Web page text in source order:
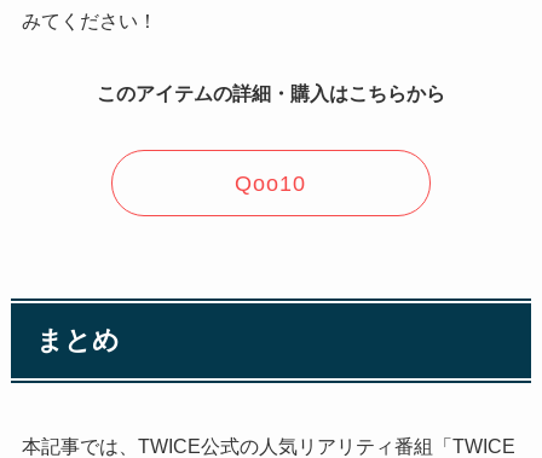
みてください！
このアイテムの詳細・購入はこちらから
Qoo10
まとめ
本記事では、TWICE公式の人気リアリティ番組「TWICE